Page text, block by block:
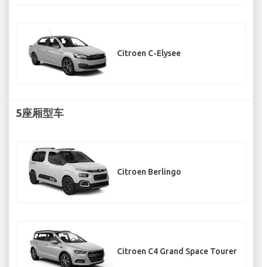
Citroen C-Elysee
5座厢型车
Citroen Berlingo
Citroen C4 Grand Space Tourer